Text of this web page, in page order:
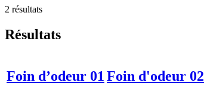
2 résultats
Résultats
Foin d’odeur 01 Foin d'odeur 02